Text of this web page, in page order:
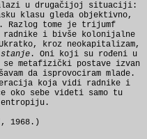
u drugačijoj situaciji:
klasu gleda objektivno,
Razlog tome je trijumf
i bivše kolonijalne
kroz neokapitalizam,
. Oni koji su rođeni u
metafizički postave izvan
da isprovociram mlade.
koja vidi radnike i
oko sebe videti samo tu
entropiju.
1968.)